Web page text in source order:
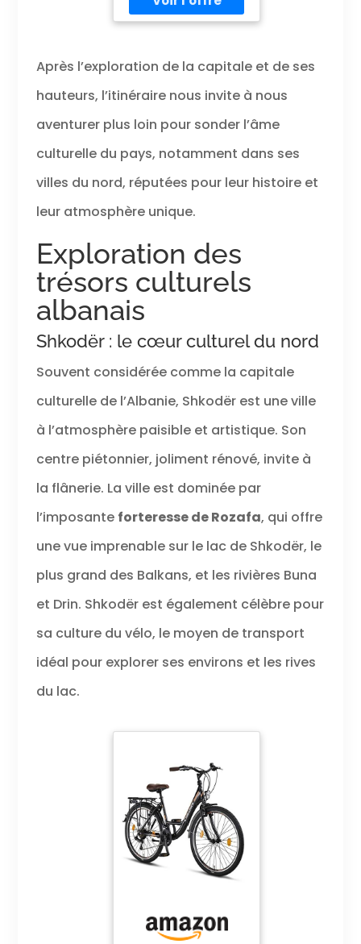
Après l’exploration de la capitale et de ses
hauteurs, l’itinéraire nous invite à nous
aventurer plus loin pour sonder l’âme
culturelle du pays, notamment dans ses
villes du nord, réputées pour leur histoire et
leur atmosphère unique.
Exploration des
trésors culturels
albanais
Shkodër : le cœur culturel du nord
Souvent considérée comme la capitale
culturelle de l’Albanie, Shkodër est une ville
à l’atmosphère paisible et artistique. Son
centre piétonnier, joliment rénové, invite à
la flânerie. La ville est dominée par
l’imposante forteresse de Rozafa, qui offre
une vue imprenable sur le lac de Shkodër, le
plus grand des Balkans, et les rivières Buna
et Drin. Shkodër est également célèbre pour
sa culture du vélo, le moyen de transport
idéal pour explorer ses environs et les rives
du lac.